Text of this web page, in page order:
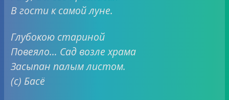
В гости к самой луне.
Глубокою стариной
Повеяло… Сад возле храма
Засыпан палым листом.
(с) Басё